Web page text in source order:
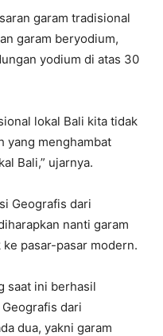
garam tradisional
garam beryodium,
yodium di atas 30
lokal Bali kita tidak
yang menghambat
Bali,” ujarnya.
Geografis dari
nanti garam
pasar-pasar modern.
saat ini berhasil
dari
dua, yakni garam